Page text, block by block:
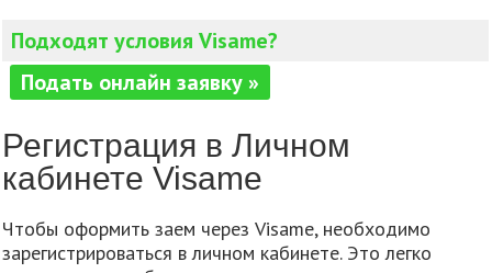
Подходят условия Visame?
Подать онлайн заявку »
Регистрация в Личном
кабинете Visame
Чтобы оформить заем через Visame, необходимо
зарегистрироваться в личном кабинете. Это легко